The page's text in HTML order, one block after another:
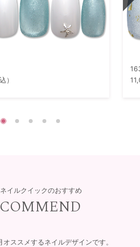
）
イルクイックのおすすめ
ススメするネイルデザインです。